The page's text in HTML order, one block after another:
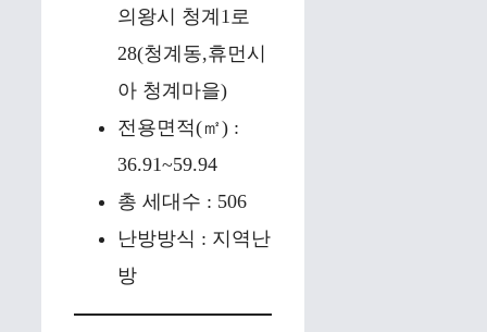
의왕시 청계1로
28(청계동,휴먼시
아 청계마을)
전용면적(㎡) :
36.91~59.94
총 세대수 : 506
난방방식 : 지역난
방